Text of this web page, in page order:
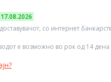
17.08.2026
со интернет
е возможно во рок од 14 дена